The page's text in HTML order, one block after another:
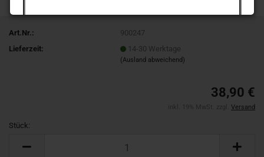
Lieferverzögerungen
NEUHEITEN sind nicht sofort lieferbar, sie können gern
Ich melde mich bei Erscheinen
Art.Nr.:
900247
Lieferzeit:
14-30 Werktage
(Ausland abweichend)
38,90 €
Versand
Stück: